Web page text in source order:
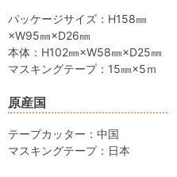
パッケージサイズ：H158㎜
×W95㎜×D26㎜
本体：H102㎜×W58㎜×D25㎜
マスキングテープ：15㎜×5ｍ
原産国
テープカッター：中国
マスキングテープ：日本